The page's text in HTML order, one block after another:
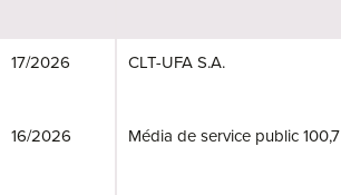
17/2026 CLT-UFA S.A.
16/2026 Média de service public 100,7